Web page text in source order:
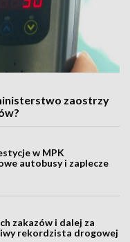
zaostrzy
w MPK
autobusy i zaplecze
zakazów i dalej za
rekordzista drogowej